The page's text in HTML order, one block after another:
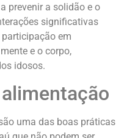
prevenir a solidão e o
significativas
em
e o corpo,
idosos.
uma das boas práticas